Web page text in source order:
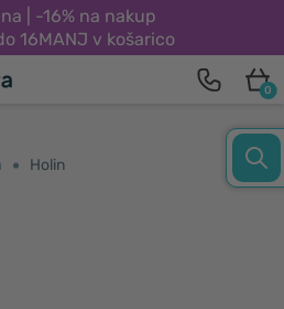
| -16% na nakup
16MANJ v košarico
0
Holin